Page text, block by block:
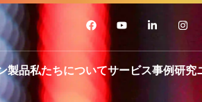
製品私たちについてサービス事例研究